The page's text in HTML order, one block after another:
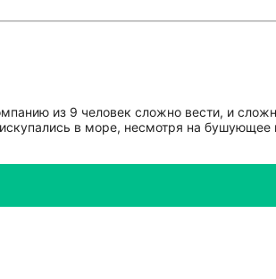
из 9 человек сложно вести, и
в море, несмотря на бушующее